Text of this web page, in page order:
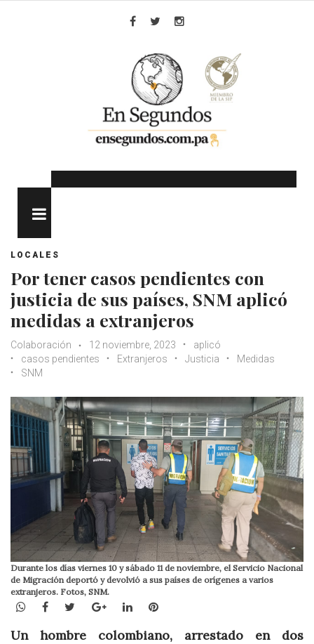
LOCALES
Por tener casos pendientes con
justicia de sus países, SNM aplicó
medidas a extranjeros
Colaboración 12 noviembre, 2023
aplicó
casos pendientes
Extranjeros Justicia
Medidas
SNM
Durante los días viernes 10 y sábado 11 de noviembre, el Servicio Nacional
de Migración deportó y devolvió a sus países de orígenes a varios
extranjeros. Fotos, SNM.
WhatsApp
Facebook
TwitterGoogle+LinkedInPinterest
Un hombre colombiano, arrestado en dos